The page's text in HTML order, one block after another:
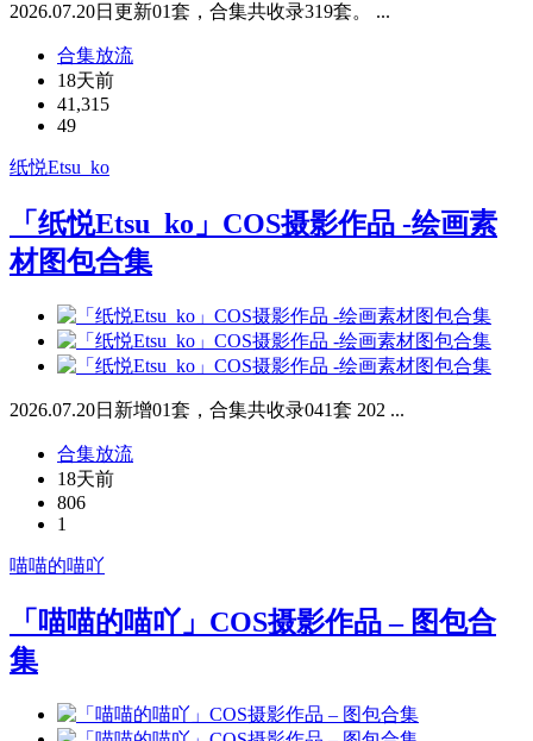
2026.07.20日更新01套，合集共收录319套。 ...
合集放流
18天前
41,315
49
纸悦Etsu_ko
「纸悦Etsu_ko」COS摄影作品 -绘画素
材图包合集
2026.07.20日新增01套，合集共收录041套 202 ...
合集放流
18天前
806
1
喵喵的喵吖
「喵喵的喵吖」COS摄影作品 – 图包合
集